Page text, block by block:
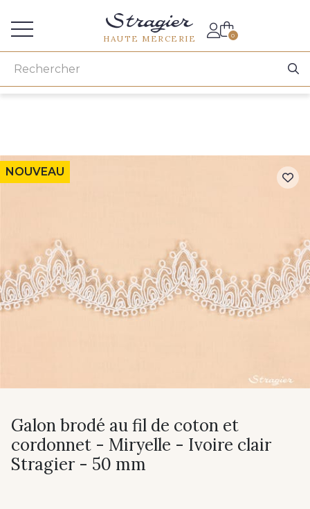
HAUTE MERCERIE 0
NOUVEAU
Galon brodé au fil de coton et
cordonnet - Miryelle - Ivoire clair
Stragier - 50 mm